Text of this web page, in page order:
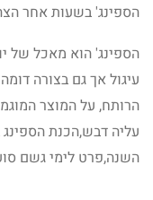
הספינג' בשעות אחר
הספינג' הוא מאכל של
עיגול אך גם בצורה
הרותח, על המוצר
עליה דבש,הכנת
השנה,פרט לימי גשם